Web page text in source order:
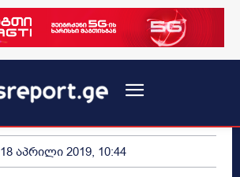
18 აპრილი 2019, 10:44